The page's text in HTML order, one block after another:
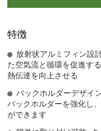
特徴
放射状アルミフィン設
た空気流と循環を促進す
熱伝達を向上させる
バックホルダーデザイ
バックホルダーを強化し
ができます